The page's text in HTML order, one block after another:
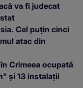
va fi judecat
Cel puțin cinci
atac din
Crimeea ocupată
și 13 instalații